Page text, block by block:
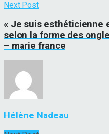
Next Post
« Je suis esthéticienne
selon la forme des
– marie france
Hélène Nadeau